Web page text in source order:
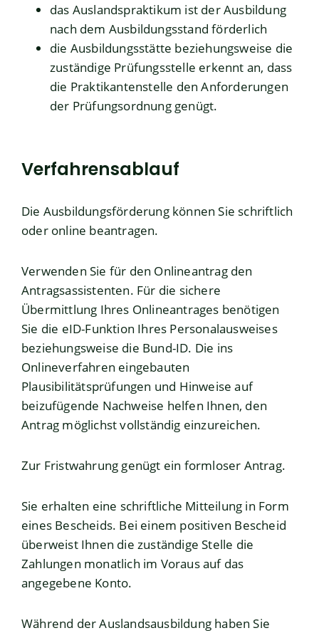
das Auslandspraktikum ist der Ausbildung
nach dem Ausbildungsstand förderlich
die Ausbildungsstätte beziehungsweise die
zuständige Prüfungsstelle erkennt an, dass
die Praktikantenstelle den Anforderungen
der Prüfungsordnung genügt.
Verfahrensablauf
Die Ausbildungsförderung können Sie schriftlich
oder online beantragen.
Verwenden Sie für den Onlineantrag den
Antragsassistenten. Für die sichere
Übermittlung Ihres Onlineantrages benötigen
Sie die eID-Funktion Ihres Personalausweises
beziehungsweise die Bund-ID. Die ins
Onlineverfahren eingebauten
Plausibilitätsprüfungen und Hinweise auf
beizufügende Nachweise helfen Ihnen, den
Antrag möglichst vollständig einzureichen.
Zur Fristwahrung genügt ein formloser Antrag.
Sie erhalten eine schriftliche Mitteilung in Form
eines Bescheids. Bei einem positiven Bescheid
überweist Ihnen die zuständige Stelle die
Zahlungen monatlich im Voraus auf das
angegebene Konto.
Während der Auslandsausbildung haben Sie